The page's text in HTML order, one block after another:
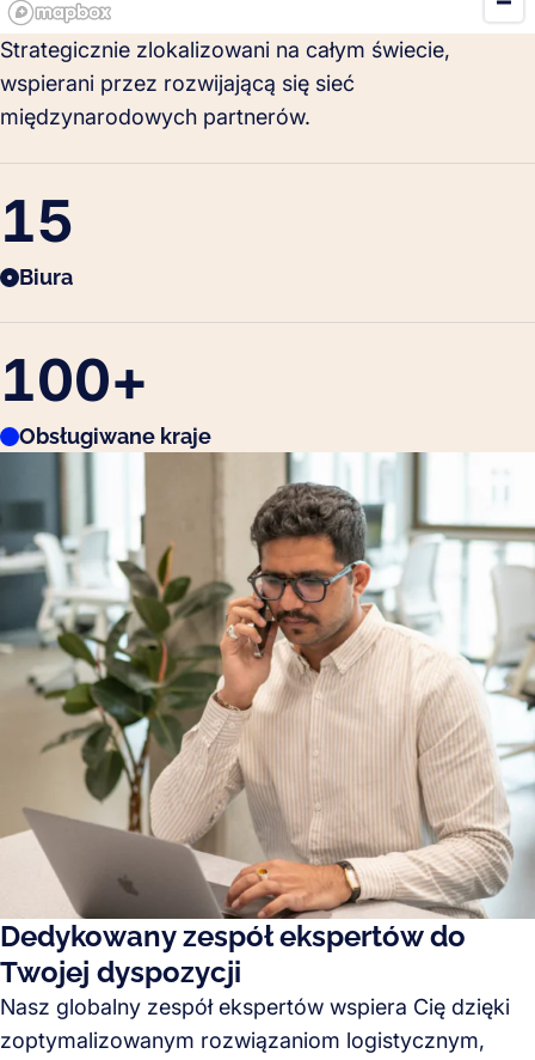
Strategicznie zlokalizowani na całym świecie,
wspierani przez rozwijającą się sieć
międzynarodowych partnerów.
15
Biura
100+
Obsługiwane kraje
Dedykowany zespół ekspertów do
Twojej dyspozycji
Nasz globalny zespół ekspertów wspiera Cię dzięki
zoptymalizowanym rozwiązaniom logistycznym,